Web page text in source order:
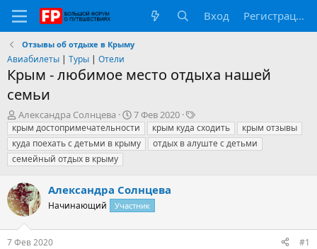
Вход Регистрация
Отзывы об отдыхе в Крыму
Авиабилеты | Туры | Отели
Крым - любимое место отдыха нашей
семьи
А
в
т
о
р
е
м
ы
Александра Солнцева
Д
а
т
а
ч
а
л
а
7 Фев 2020
Т
е
г
и
крым достопримечательности крым куда сходить
крым отзывы
куда поехать с детьми в крыму
отдых в алуште с детьми
семейный отдых в крыму
Александра Солнцева
Начинающий Участник
7 Фев 2020 #1